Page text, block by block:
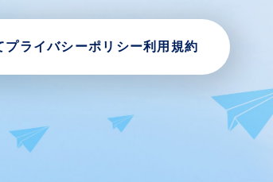
プライバシーポリシー利用規約